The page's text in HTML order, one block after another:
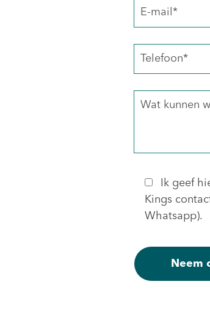
Ik geef
Kings
Whatsapp).